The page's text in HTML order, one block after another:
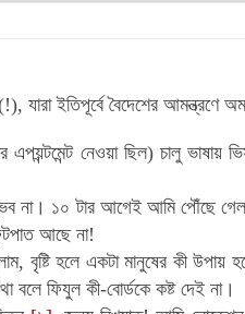
ইতিপূর্বে বৈদেশের আমন্ত্রণে
নেওয়া ছিল) চালু ভাষায়
না। ১০ টার আগেই আমি পৌঁছে
আছে না!
বৃষ্টি হলে একটা মানুষের কী
বলে ফিযুল কী-বোর্ডকে কষ্ট দেই না।